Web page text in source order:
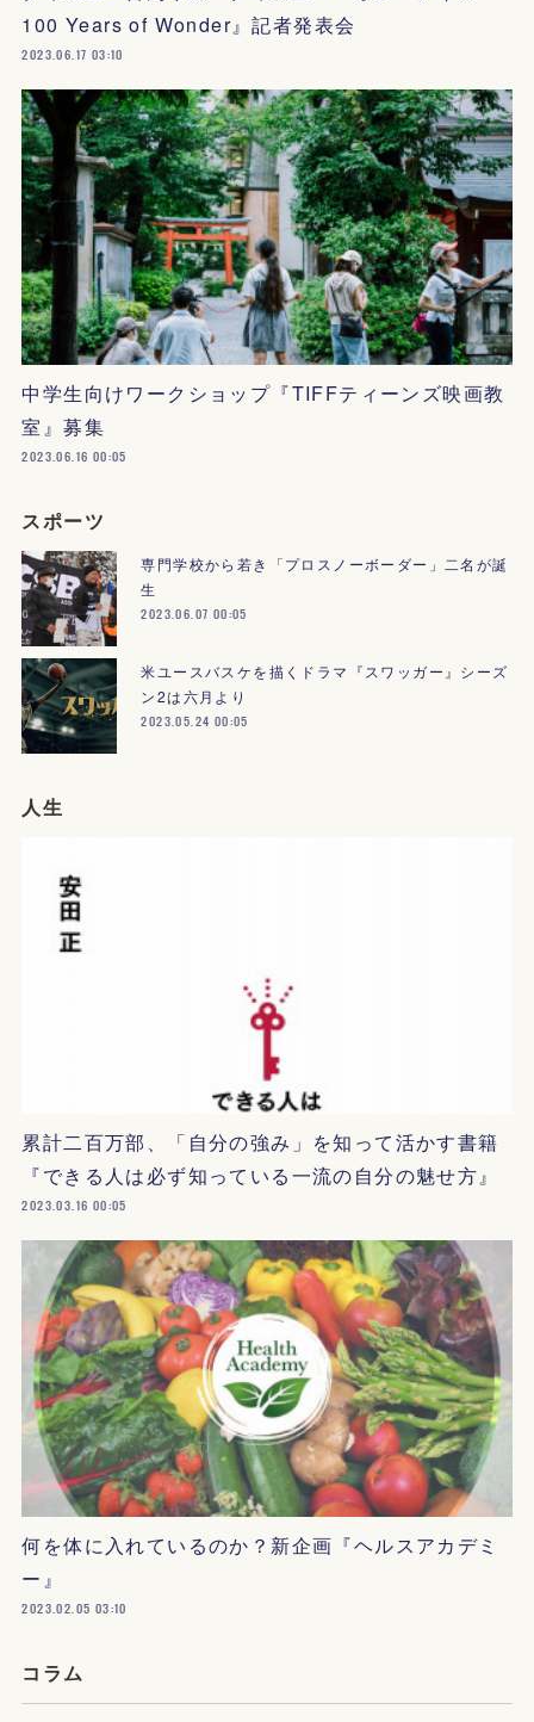
100 Years of Wonder』記者発表会
2023.06.17 03:10
中学生向けワークショップ『TIFFティーンズ映画教
室』募集
2023.06.16 00:05
スポーツ
専門学校から若き「プロスノーボーダー」二名が誕
生
2023.06.07 00:05
米ユースバスケを描くドラマ『スワッガー』シーズ
ン2は六月より
2023.05.24 00:05
人生
累計二百万部、「自分の強み」を知って活かす書籍
『できる人は必ず知っている一流の自分の魅せ方』
2023.03.16 00:05
何を体に入れているのか？新企画『ヘルスアカデミ
ー』
2023.02.05 03:10
コラム